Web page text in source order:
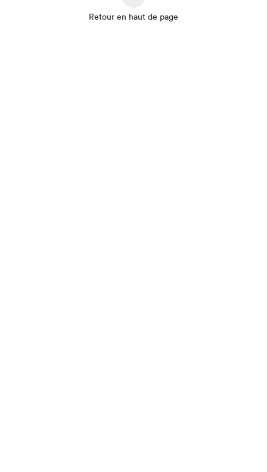
Retour en haut de page